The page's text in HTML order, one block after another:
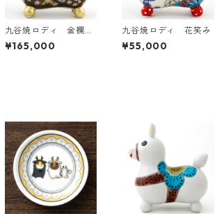
九谷焼ロディ 金襴手
花詰文
¥165,000
九谷焼ロディ 花笑み
¥55,000